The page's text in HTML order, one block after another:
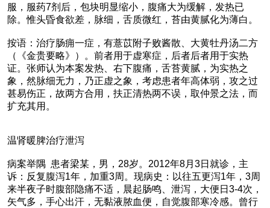
服，服药7剂后，包块明显缩小，腹痛大为缓解，发热已
除。惟头昏食欲差，脉细，舌质微红，苔由黄腻化为薄白。
按语：治疗肠痈一症，有薏苡附子败酱散、大黄牡丹汤二方
（《金贵要略》）。前者用于虚寒症，后者后者用于实热
证。张师认为本案发热、右下腹痛，舌苔黄腻，为实热之
象，然脉细无力，乃正虚之象，考虑患者年高体弱，攻之过
甚易伤正，故两方合用，扶正清热两不误，取仲景之法，而
扩充其用。
温肾暖脾治疗泄泻
病案举隅 患者梁某，男，28岁。2012年8月3日就诊，主
诉：反复腹泻1年，加重3周。现病史：以往五更泻1年，3周
来半夜子时腹部隐痛不适，晨起肠鸣、泄泻，大便日3-4次，
矢气多，手心出汗，无黏液脓血便，自觉腹部寒冷感。曾行